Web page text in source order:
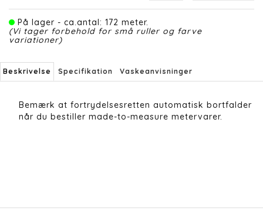
På lager - ca.antal: 172 meter.
(Vi tager forbehold for små ruller og farve
variationer)
Beskrivelse Specifikation Vaskeanvisninger
Bemærk at fortrydelsesretten automatisk bortfalder
når du bestiller made-to-measure metervarer.